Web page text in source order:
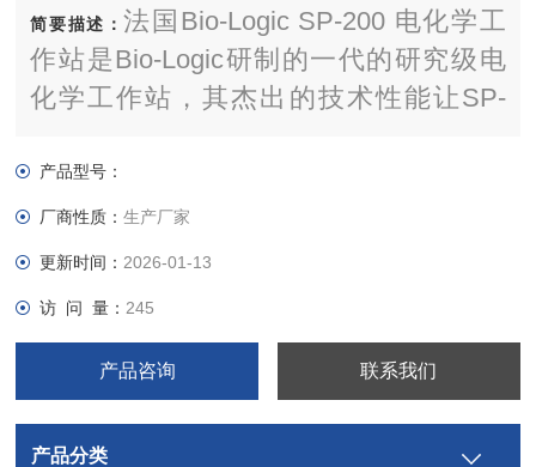
简要描述： 法国Bio-Logic SP-200 电化学工
作站是Bio-Logic研制的一代的研究级电
化学工作站，其杰出的技术性能让SP-
的仪器。
产品型号：
厂商性质：生产厂家
更新时间： 2026-01-13
访 问 量： 245
产品咨询 联系我们
产品分类